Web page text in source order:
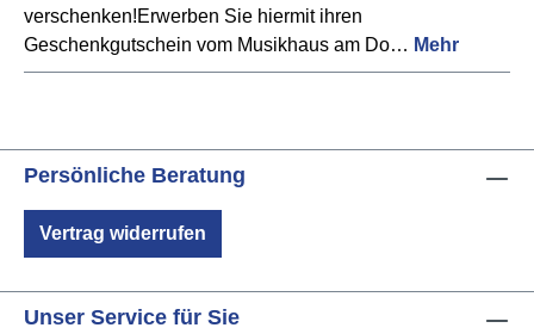
verschenken!Erwerben Sie hiermit ihren
Geschenkgutschein vom Musikhaus am Do… Mehr
Persönliche Beratung
Vertrag widerrufen
Unser Service für Sie